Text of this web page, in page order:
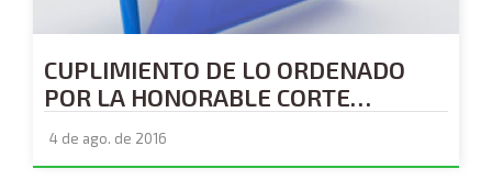
CUPLIMIENTO DE LO ORDENADO
POR LA HONORABLE CORTE
SENTENCIA T-550 DEL 26 DE
4 de ago. de 2016